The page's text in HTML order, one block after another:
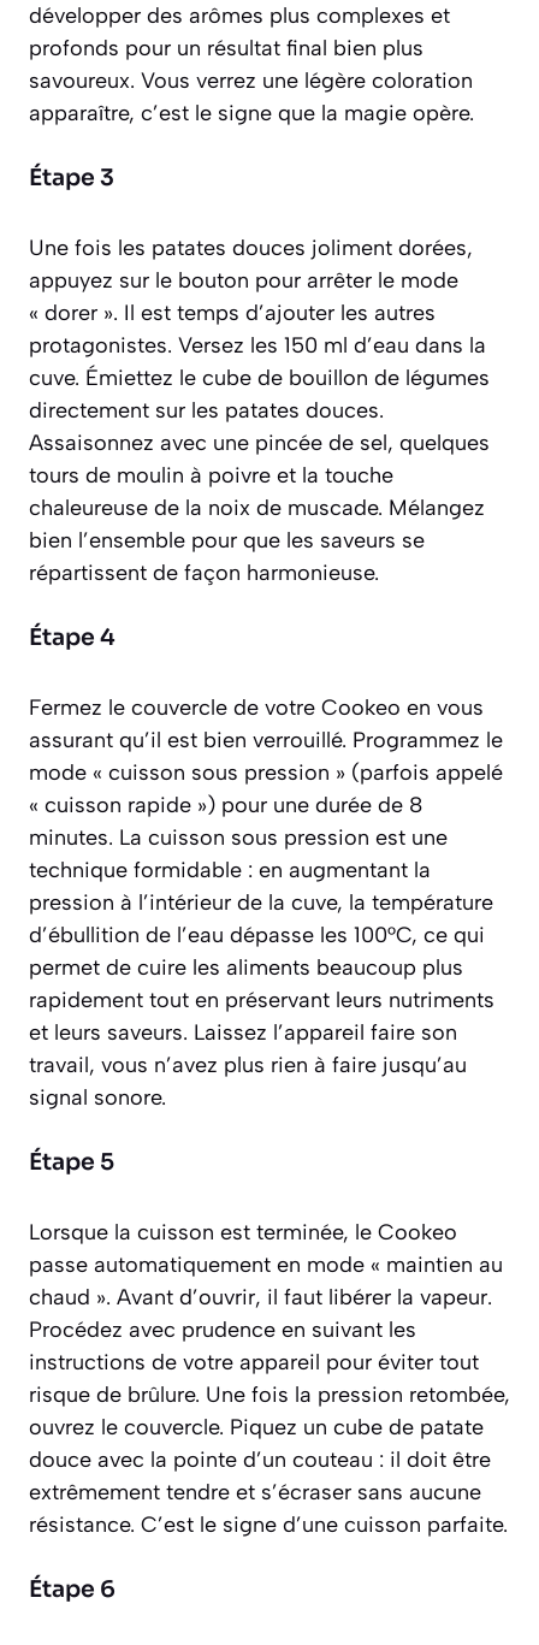
développer des arômes plus complexes et
profonds pour un résultat final bien plus
savoureux. Vous verrez une légère coloration
apparaître, c’est le signe que la magie opère.
Étape 3
Une fois les patates douces joliment dorées,
appuyez sur le bouton pour arrêter le mode
« dorer ». Il est temps d’ajouter les autres
protagonistes. Versez les 150 ml d’eau dans la
cuve. Émiettez le cube de bouillon de légumes
directement sur les patates douces.
Assaisonnez avec une pincée de sel, quelques
tours de moulin à poivre et la touche
chaleureuse de la noix de muscade. Mélangez
bien l’ensemble pour que les saveurs se
répartissent de façon harmonieuse.
Étape 4
Fermez le couvercle de votre Cookeo en vous
assurant qu’il est bien verrouillé. Programmez le
mode « cuisson sous pression » (parfois appelé
« cuisson rapide ») pour une durée de 8
minutes. La cuisson sous pression est une
technique formidable : en augmentant la
pression à l’intérieur de la cuve, la température
d’ébullition de l’eau dépasse les 100°C, ce qui
permet de cuire les aliments beaucoup plus
rapidement tout en préservant leurs nutriments
et leurs saveurs. Laissez l’appareil faire son
travail, vous n’avez plus rien à faire jusqu’au
signal sonore.
Étape 5
Lorsque la cuisson est terminée, le Cookeo
passe automatiquement en mode « maintien au
chaud ». Avant d’ouvrir, il faut libérer la vapeur.
Procédez avec prudence en suivant les
instructions de votre appareil pour éviter tout
risque de brûlure. Une fois la pression retombée,
ouvrez le couvercle. Piquez un cube de patate
douce avec la pointe d’un couteau : il doit être
extrêmement tendre et s’écraser sans aucune
résistance. C’est le signe d’une cuisson parfaite.
Étape 6